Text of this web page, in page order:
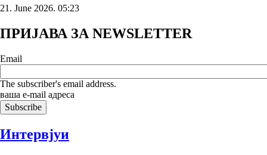
21. June 2026. 05:23
ПРИЈАВА ЗА NEWSLETTER
Email
The subscriber's email address.
ваша е-mail адреса
Интервјуи